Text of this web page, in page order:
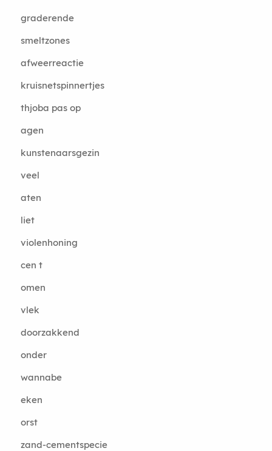
graderende
smeltzones
afweerreactie
kruisnetspinnertjes
thjoba pas op
agen
kunstenaarsgezin
veel
aten
liet
violenhoning
cen t
omen
vlek
doorzakkend
onder
wannabe
eken
orst
zand-cementspecie